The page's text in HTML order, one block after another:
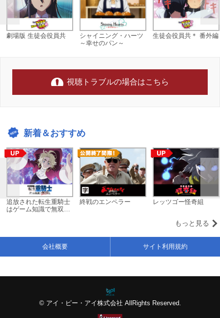
劇場版 生徒会役員共
シャイニング・ハーツ
～幸せのパン～
生徒会役員共＊ 番外編
視聴トラブルの場合はこちら
新着＆おすすめ
追放された転生重騎士
はゲーム知識で無双す
終戦のエンペラー レッツゴー怪奇組
もっと見る
© アイ・ピー・アイ株式会社 AllRights Reserved.
会社概要 サイト利用規約